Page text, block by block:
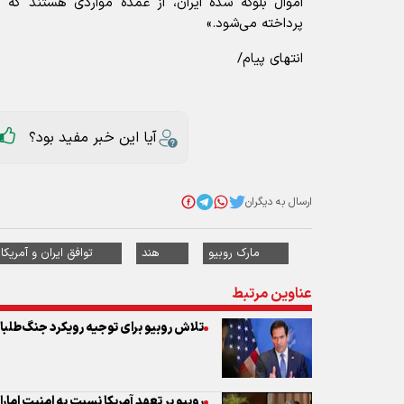
پرداخته می‌شود.»
انتهای پیام/
آیا این خبر مفید بود؟
ارسال به دیگران
مارک روبیو هند توافق ایران و آمریکا
عناوین مرتبط
تلاش روبیو برای توجیه رویکرد